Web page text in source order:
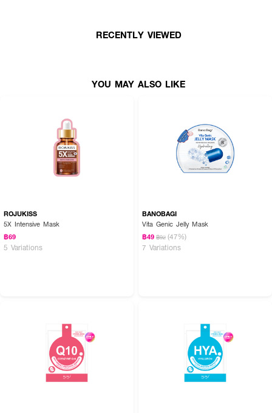
RECENTLY VIEWED
YOU MAY ALSO LIKE
ROJUKISS
5X Intensive Mask
฿69
5 Variations
BANOBAGI
Vita Genic Jelly Mask
฿49 ฿92 (47%)
7 Variations